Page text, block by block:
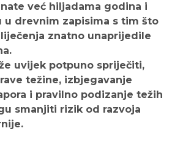
već hiljadama godina i
u drevnim zapisima s tim što
znatno unaprijedile
uvijek potpuno spriječiti,
težine, izbjegavanje
i pravilno podizanje težih
smanjiti rizik od razvoja